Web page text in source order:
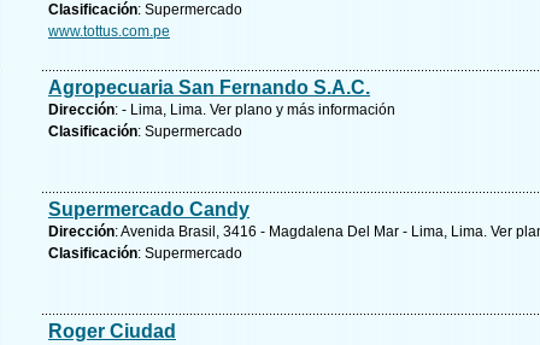
Clasificación: Supermercado
www.tottus.com.pe
Agropecuaria San Fernando S.A.C.
Dirección: - Lima, Lima. Ver plano y más información
Clasificación: Supermercado
Supermercado Candy
Dirección: Avenida Brasil, 3416 - Magdalena Del Mar - Lima, Lima. Ver
Clasificación: Supermercado
Roger Ciudad